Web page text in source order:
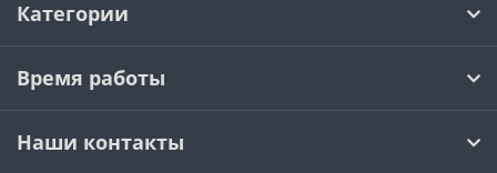
Категории
Время работы
Наши контакты